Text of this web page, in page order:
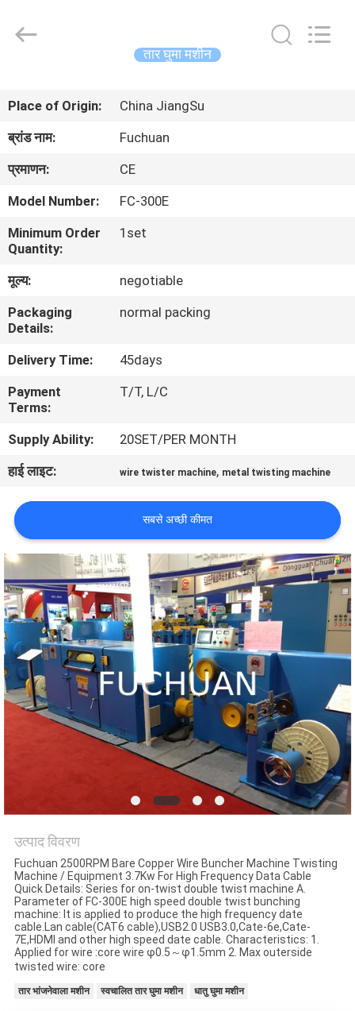
उत्पादों
वीआर
हमारे
का
दौरा
गुणवत्ता
नियंत्रण
हमसे
संपर्क
करें
समाचार
साइटमैप
PRIVACY
POLICY
and
Mechanical
तार घुमा मशीन
Place of Origin:
China JiangSu
ब्रांड नाम:
Fuchuan
प्रमाणन:
CE
Model Number:
FC-300E
Minimum Order
Quantity:
1set
मूल्य:
negotiable
Packaging
Details:
normal packing
Delivery Time:
45days
Payment
Terms:
T/T, L/C
Supply Ability:
20SET/PER MONTH
हाई लाइट:
wire twister machine, metal twisting machine
सबसे अच्छी कीमत
उत्पाद विवरण
Fuchuan 2500RPM Bare Copper Wire Buncher Machine Twisting
Machine / Equipment 3.7Kw For High Frequency Data Cable
Quick Details: Series for on-twist double twist machine A.
Parameter of FC-300E high speed double twist bunching
machine: It is applied to produce the high frequency date
cable.Lan cable(CAT6 cable),USB2.0 USB3.0,Cate-6e,Cate-
7E,HDMI and other high speed date cable. Characteristics: 1.
Applied for wire :core wire φ0.5～φ1.5mm 2. Max outerside
twisted wire: core
तार भांजनेवाला मशीन स्वचालित तार घुमा मशीन धातु घुमा मशीन